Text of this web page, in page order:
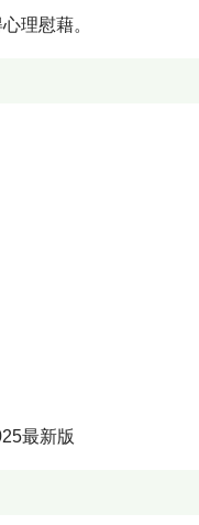
理慰藉。